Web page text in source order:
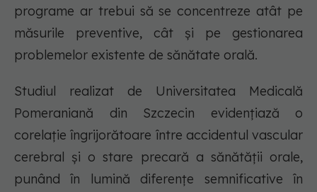
programe ar trebui să se concentreze atât pe
măsurile preventive, cât și pe gestionarea
problemelor existente de sănătate orală.
Studiul realizat de Universitatea Medicală
Pomeraniană din Szczecin evidențiază o
corelație îngrijorătoare între accidentul vascular
cerebral și o stare precară a sănătății orale,
punând în lumină diferențe semnificative în